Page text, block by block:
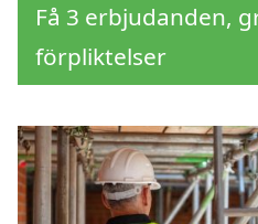
Få 3 erbjudanden,
förpliktelser